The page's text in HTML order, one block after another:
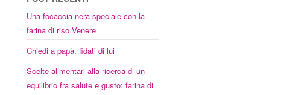
Una focaccia nera speciale con la
farina di riso Venere
Chiedi a papà, fidati di lui
Scelte alimentari alla ricerca di un
equilibrio fra salute e gusto: farina di